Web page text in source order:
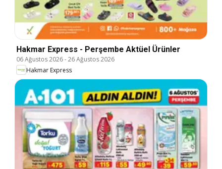
Hakmar Express - Perşembe Aktüel Ürünler
06 Ağustos 2026-26 Ağustos 2026
Hakmar Express